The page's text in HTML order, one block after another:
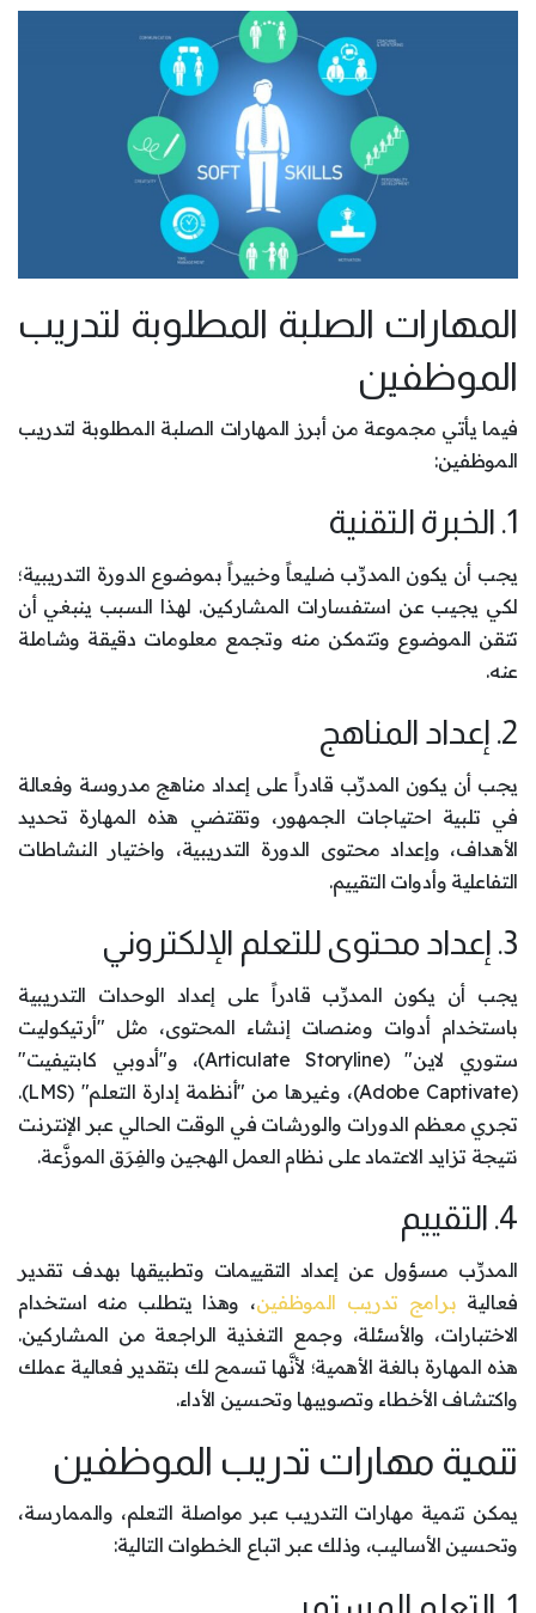
المهارات الصلبة المطلوبة لتدريب
الموظفين
فيما يأتي مجموعة من أبرز المهارات الصلبة المطلوبة لتدريب
الموظفين:
1. الخبرة التقنية
يجب أن يكون المدرِّب ضليعاً وخبيراً بموضوع الدورة التدريبية؛
لكي يجيب عن استفسارات المشاركين. لهذا السبب ينبغي أن
تتقن الموضوع وتتمكن منه وتجمع معلومات دقيقة وشاملة
عنه.
2. إعداد المناهج
يجب أن يكون المدرِّب قادراً على إعداد مناهج مدروسة وفعالة
في تلبية احتياجات الجمهور، وتقتضي هذه المهارة تحديد
الأهداف، وإعداد محتوى الدورة التدريبية، واختيار النشاطات
التفاعلية وأدوات التقييم.
3. إعداد محتوى للتعلم الإلكتروني
يجب أن يكون المدرِّب قادراً على إعداد الوحدات التدريبية
باستخدام أدوات ومنصات إنشاء المحتوى، مثل "أرتيكوليت
ستوري لاين" (Articulate Storyline)، و"أدوبي كابتيفيت"
(Adobe Captivate)، وغيرها من "أنظمة إدارة التعلم" (LMS).
تجري معظم الدورات والورشات في الوقت الحالي عبر الإنترنت
نتيجة تزايد الاعتماد على نظام العمل الهجين والفِرَق الموزَّعة.
4. التقييم
المدرِّب مسؤول عن إعداد التقييمات وتطبيقها بهدف تقدير
فعالية برامج تدريب الموظفين، وهذا يتطلب منه استخدام
الاختبارات، والأسئلة، وجمع التغذية الراجعة من المشاركين.
هذه المهارة بالغة الأهمية؛ لأنَّها تسمح لك بتقدير فعالية عملك
واكتشاف الأخطاء وتصويبها وتحسين الأداء.
تنمية مهارات تدريب الموظفين
يمكن تنمية مهارات التدريب عبر مواصلة التعلم، والممارسة،
وتحسين الأساليب، وذلك عبر اتباع الخطوات التالية: